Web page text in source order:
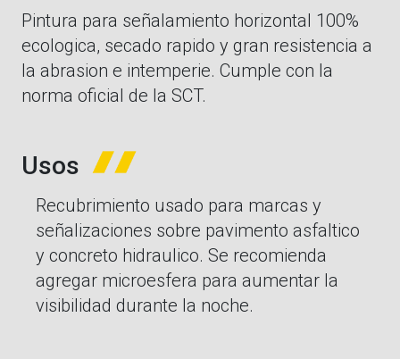
Pintura para señalamiento horizontal 100%
ecologica, secado rapido y gran resistencia a
la abrasion e intemperie. Cumple con la
norma oficial de la SCT.
Usos
Recubrimiento usado para marcas y
señalizaciones sobre pavimento asfaltico
y concreto hidraulico. Se recomienda
agregar microesfera para aumentar la
visibilidad durante la noche.